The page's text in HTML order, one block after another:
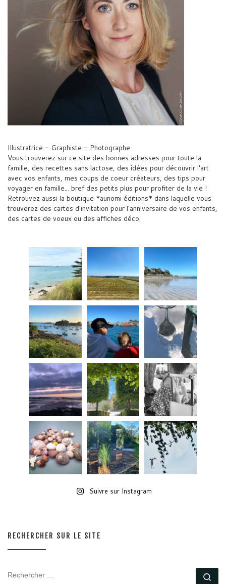
Illustratrice - Graphiste - Photographe
Vous trouverez sur ce site des bonnes adresses pour toute la
famille, des recettes sans lactose, des idées pour découvrir l'art
avec vos enfants, mes coups de coeur créateurs, des tips pour
voyager en famille... bref des petits plus pour profiter de la vie !
Retrouvez aussi la boutique *aunomi éditions* dans laquelle vous
trouverez des cartes d'invitation pour l'anniversaire de vos enfants,
des cartes de voeux ou des affiches déco.
Suivre sur Instagram
RECHERCHER SUR LE SITE
RECHERCHER